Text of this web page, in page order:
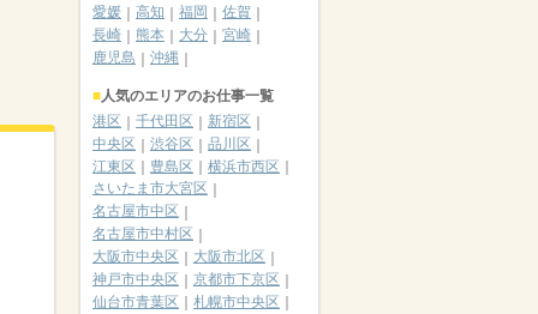
愛媛
高知 福岡
佐賀
長崎
熊本 大分
宮崎
鹿児島
沖縄
人気のエリアのお仕事一覧
港区
千代田区
新宿区
中央区
渋谷区
品川区
江東区
豊島区
横浜市西区
さいたま市大宮区
名古屋市中区
名古屋市中村区
大阪市中央区
大阪市北区
神戸市中央区
京都市下京区
仙台市青葉区
札幌市中央区